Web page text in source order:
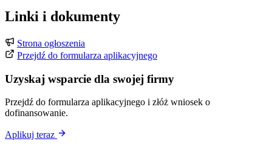
Linki i dokumenty
Strona ogłoszenia
Przejdź do formularza aplikacyjnego
Uzyskaj wsparcie dla swojej firmy
Przejdź do formularza aplikacyjnego i złóż wniosek o
dofinansowanie.
Aplikuj teraz